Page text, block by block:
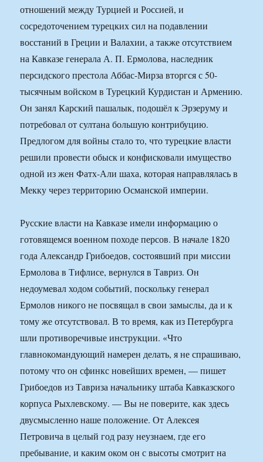
отношений между Турцией и Россией, и
сосредоточением турецких сил на подавлении
восстаний в Греции и Валахии, а также отсутствием
на Кавказе генерала А. П. Ермолова, наследник
персидского престола Аббас-Мирза вторгся с 50-
тысячным войском в Турецкий Курдистан и Армению.
Он занял Карский пашалык, подошёл к Эрзеруму и
потребовал от султана большую контрибуцию.
Предлогом для войны стало то, что турецкие власти
решили провести обыск и конфисковали имущество
одной из жен Фатх-Али шаха, которая направлялась в
Мекку через территорию Османской империи.
Русские власти на Кавказе имели информацию о
готовящемся военном походе персов. В начале 1820
года Александр Грибоедов, состоявший при миссии
Ермолова в Тифлисе, вернулся в Тавриз. Он
недоумевал ходом событий, поскольку генерал
Ермолов никого не посвящал в свои замыслы, да и к
тому же отсутствовал. В то время, как из Петербурга
шли противоречивые инструкции. «Что
главнокомандующий намерен делать, я не спрашиваю,
потому что он сфинкс новейших времен, — пишет
Грибоедов из Тавриза начальнику штаба Кавказского
корпуса Рыхлевскому. — Вы не поверите, как здесь
двусмысленно наше положение. От Алексея
Петровича в целый год разу неузнаем, где его
пребывание, и каким оком он с высоты смотрит на